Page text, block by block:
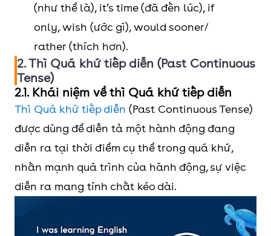
(như thể là), it’s time (đã đến lúc), if
only, wish (ước gì), would sooner/
rather (thích hơn).
2. Thì Quá khứ tiếp diễn (Past Continuous
Tense)
2.1. Khái niệm về thì Quá khứ tiếp diễn
Thì Quá khứ tiếp diễn (Past Continuous Tense)
được dùng để diễn tả một hành động đang
diễn ra tại thời điểm cụ thể trong quá khứ,
nhấn mạnh quá trình của hành động, sự việc
diễn ra mang tính chất kéo dài.